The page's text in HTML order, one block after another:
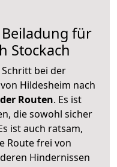
für
Stockach
bei der
Hildesheim nach
Routen. Es ist
die sowohl sicher
ist auch ratsam,
Route frei von
Hindernissen